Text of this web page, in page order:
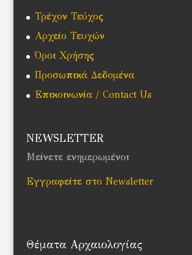
Τρέχον Τεύχος
Αρχείο Τευχών
Όροι Χρήσης
Προσωπικά Δεδομένα
Επικοινωνία / Contact Us
NEWSLETTER
Μείνετε ενημερωμένοι
Εγγραφείτε στο Newsletter
Θέματα Αρχαιολογίας